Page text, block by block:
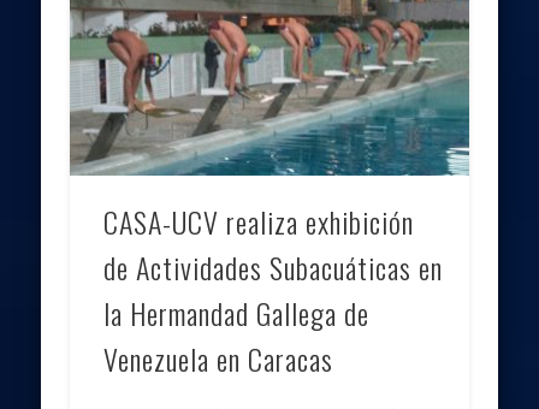
CASA-UCV realiza exhibición
de Actividades Subacuáticas en
la Hermandad Gallega de
Venezuela en Caracas